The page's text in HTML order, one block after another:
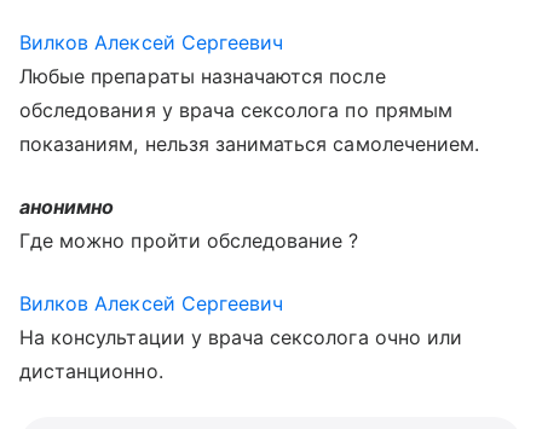
Вилков Алексей Сергеевич
Любые препараты назначаются после
обследования у врача сексолога по прямым
показаниям, нельзя заниматься самолечением.
анонимно
Где можно пройти обследование ?
Вилков Алексей Сергеевич
На консультации у врача сексолога очно или
дистанционно.